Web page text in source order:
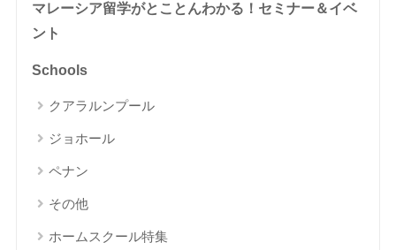
マレーシア留学がとことんわかる！セミナー＆イベ
ント
Schools
クアラルンプール
ジョホール
ペナン
その他
ホームスクール特集